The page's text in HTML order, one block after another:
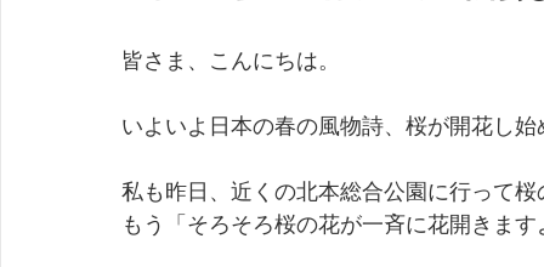
皆さま、こんにちは。
いよいよ日本の春の風物詩、桜が開花し始
私も昨日、近くの北本総合公園に行って
もう「そろそろ桜の花が一斉に花開きま